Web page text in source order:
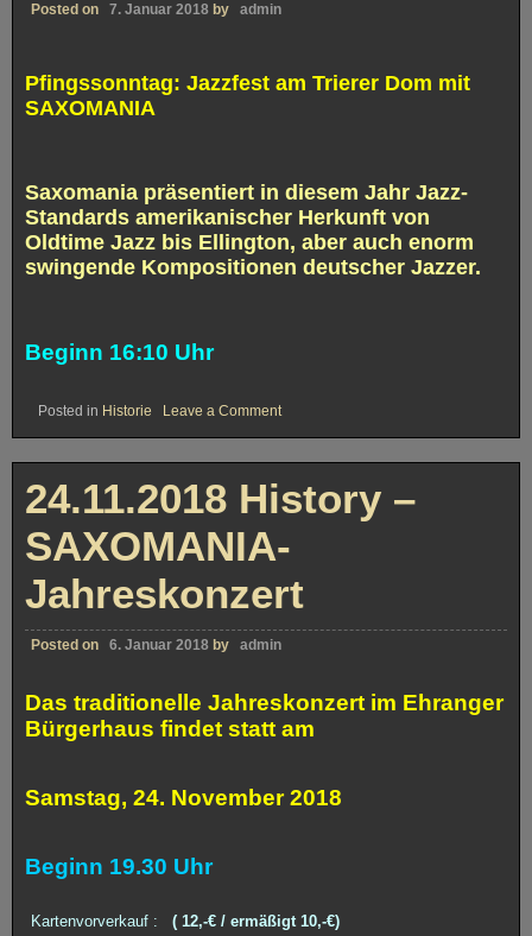
Posted on 7. Januar 2018 by admin
Pfingssonntag: Jazzfest am Trierer Dom mit
SAXOMANIA
Saxomania präsentiert in diesem Jahr Jazz-
Standards amerikanischer Herkunft von
Oldtime Jazz bis Ellington, aber auch enorm
swingende Kompositionen deutscher Jazzer.
Beginn 16:10 Uhr
Posted in Historie Leave a Commenton
History
–
am
Dom
24.11.2018 History –
SAXOMANIA-
Jahreskonzert
Posted on 6. Januar 2018 by admin
Das traditionelle Jahreskonzert im Ehranger
Bürgerhaus findet statt am
Samstag, 24. November 2018
Beginn 19.30 Uhr
Kartenvorverkauf :( 12,-€ / ermäßigt 10,-€)